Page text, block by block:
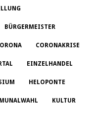
BÜRGERMEISTER
CORONAKRISE
EINZELHANDEL
HELOPONTE
KULTUR